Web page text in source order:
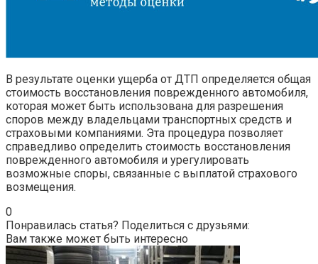
В результате оценки ущерба от ДТП определяется общая
стоимость восстановления поврежденного автомобиля,
которая может быть использована для разрешения
споров между владельцами транспортных средств и
страховыми компаниями. Эта процедура позволяет
справедливо определить стоимость восстановления
поврежденного автомобиля и урегулировать
возможные споры, связанные с выплатой страхового
возмещения.
0
Понравилась статья? Поделиться с друзьями:
Вам также может быть интересно